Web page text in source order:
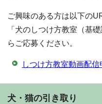
ご興味のある方は以下の
「犬のしつけ方教室（基
らご応募ください。
しつけ方教室動画配信
犬・猫の引き取り